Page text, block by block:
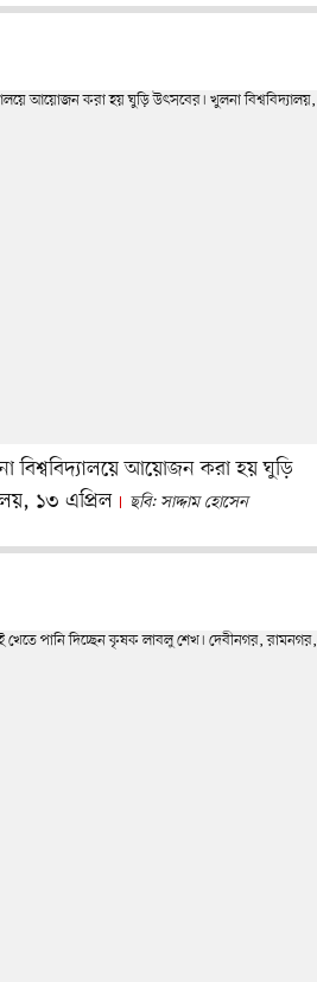
বিশ্ববিদ্যালয়ে আয়োজন করা হয় ঘুড়ি
১৩ এপ্রিল
ছবি: সাদ্দাম হোসেন